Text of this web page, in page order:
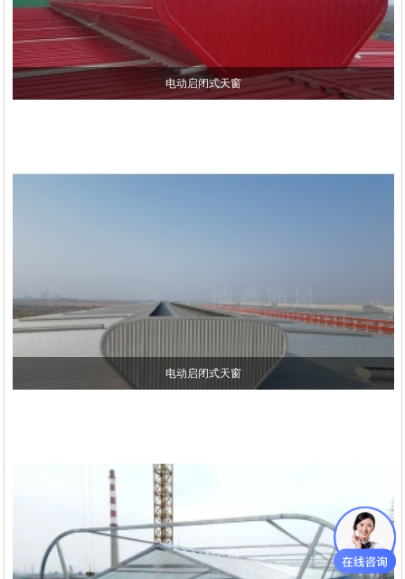
电动启闭式天窗
电动启闭式天窗